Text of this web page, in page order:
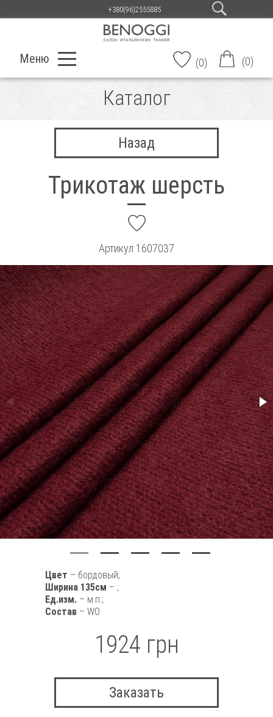
+380(96)2555885
Меню (0) (0)
Каталог
Назад
Трикотаж шерсть
Артикул 1607037
Цвет – бордовый;
Ширина 135см – ;
Ед.изм. – м.п.;
Состав – WO
1924 грн
Заказать